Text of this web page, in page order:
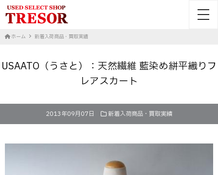
ホーム 新着入荷商品・買取実績
USAATO（うさと）：天然繊維 藍染め絣平織りフ
レアスカート
2013年09月07日 新着入荷商品・買取実績